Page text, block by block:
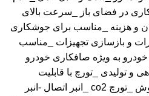
در فضای باز _سرعت بالای
و هزینه _مناسب برای جوشکاری
و بازسازی تجهیزات _مناسب
به ویژه صافکاری خودرو
و تولیدی _تورچ با قابلیت
جداسازی لوازم جانبی _کابل جوش _تورچ co2 _انبر اتصال -انبر